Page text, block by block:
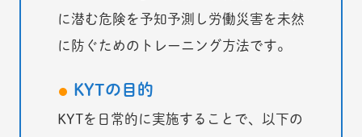
に潜む危険を予知予測し労働災害を未然
に防ぐためのトレーニング方法です。
KYTの目的
KYTを日常的に実施することで、以下の